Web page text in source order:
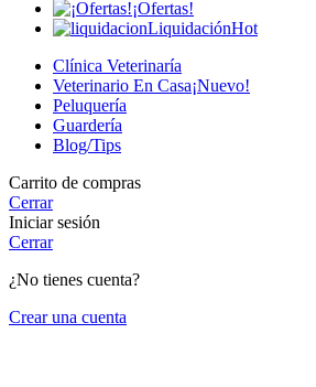
¡Ofertas!
LiquidaciónHot
Clínica Veterinaría
Veterinario En Casa¡Nuevo!
Peluquería
Guardería
Blog/Tips
Carrito de compras
Cerrar
Iniciar sesión
Cerrar
¿No tienes cuenta?
Crear una cuenta